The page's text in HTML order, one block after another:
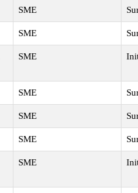
SME
SME
SME
SME
SME
SME
SME